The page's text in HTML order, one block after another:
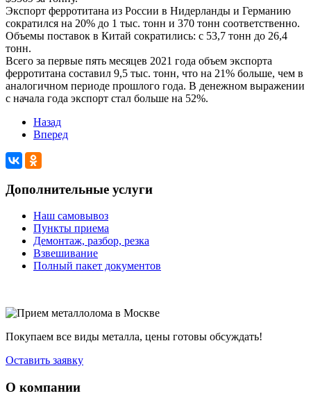
Экспорт ферротитана из России в Нидерланды и Германию
сократился на 20% до 1 тыс. тонн и 370 тонн соответственно.
Объемы поставок в Китай сократились: с 53,7 тонн до 26,4
тонн.
Всего за первые пять месяцев 2021 года объем экспорта
ферротитана составил 9,5 тыс. тонн, что на 21% больше, чем в
аналогичном периоде прошлого года. В денежном выражении
с начала года экспорт стал больше на 52%.
Назад
Вперед
Дополнительные услуги
Наш самовывоз
Пункты приема
Демонтаж, разбор, резка
Взвешивание
Полный пакет документов
Покупаем все виды металла, цены готовы обсуждать!
Оставить заявку
О компании